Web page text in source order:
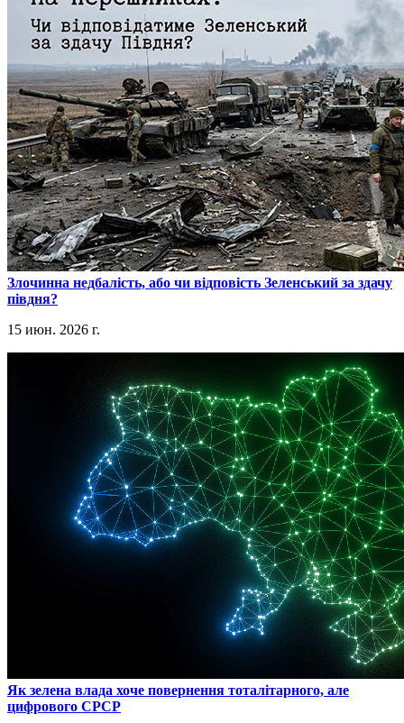
​Злочинна недбалість, або чи відповість Зеленський за здачу
півдня?
15 июн. 2026 г.
​Як зелена влада хоче повернення тоталітарного, але
цифрового СРСР